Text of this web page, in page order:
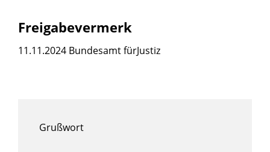
Freigabevermerk
11.11.2024 Bundesamt fürJustiz
Grußwort